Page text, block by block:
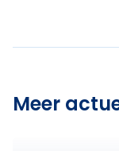
Meer